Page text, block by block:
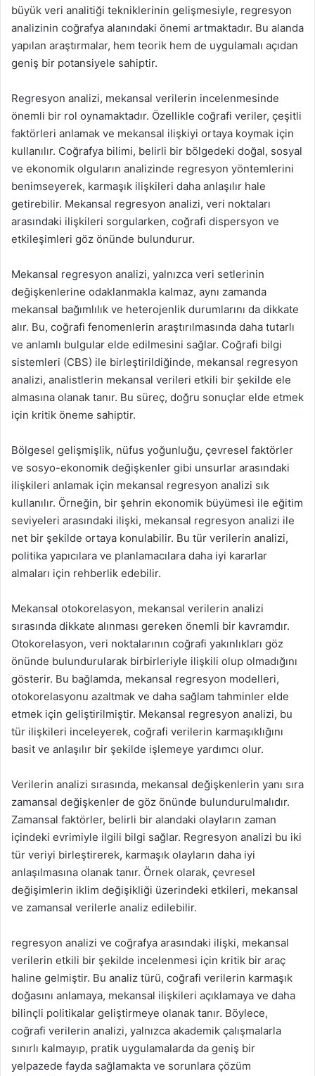
büyük veri analitiği tekniklerinin gelişmesiyle, regresyon
analizinin coğrafya alanındaki önemi artmaktadır. Bu alanda
yapılan araştırmalar, hem teorik hem de uygulamalı açıdan
geniş bir potansiyele sahiptir.
Regresyon analizi, mekansal verilerin incelenmesinde
önemli bir rol oynamaktadır. Özellikle coğrafi veriler, çeşitli
faktörleri anlamak ve mekansal ilişkiyi ortaya koymak için
kullanılır. Coğrafya bilimi, belirli bir bölgedeki doğal, sosyal
ve ekonomik olguların analizinde regresyon yöntemlerini
benimseyerek, karmaşık ilişkileri daha anlaşılır hale
getirebilir. Mekansal regresyon analizi, veri noktaları
arasındaki ilişkileri sorgularken, coğrafi dispersyon ve
etkileşimleri göz önünde bulundurur.
Mekansal regresyon analizi, yalnızca veri setlerinin
değişkenlerine odaklanmakla kalmaz, aynı zamanda
mekansal bağımlılık ve heterojenlik durumlarını da dikkate
alır. Bu, coğrafi fenomenlerin araştırılmasında daha tutarlı
ve anlamlı bulgular elde edilmesini sağlar. Coğrafi bilgi
sistemleri (CBS) ile birleştirildiğinde, mekansal regresyon
analizi, analistlerin mekansal verileri etkili bir şekilde ele
almasına olanak tanır. Bu süreç, doğru sonuçlar elde etmek
için kritik öneme sahiptir.
Bölgesel gelişmişlik, nüfus yoğunluğu, çevresel faktörler
ve sosyo-ekonomik değişkenler gibi unsurlar arasındaki
ilişkileri anlamak için mekansal regresyon analizi sık
kullanılır. Örneğin, bir şehrin ekonomik büyümesi ile eğitim
seviyeleri arasındaki ilişki, mekansal regresyon analizi ile
net bir şekilde ortaya konulabilir. Bu tür verilerin analizi,
politika yapıcılara ve planlamacılara daha iyi kararlar
almaları için rehberlik edebilir.
Mekansal otokorelasyon, mekansal verilerin analizi
sırasında dikkate alınması gereken önemli bir kavramdır.
Otokorelasyon, veri noktalarının coğrafi yakınlıkları göz
önünde bulundurularak birbirleriyle ilişkili olup olmadığını
gösterir. Bu bağlamda, mekansal regresyon modelleri,
otokorelasyonu azaltmak ve daha sağlam tahminler elde
etmek için geliştirilmiştir. Mekansal regresyon analizi, bu
tür ilişkileri inceleyerek, coğrafi verilerin karmaşıklığını
basit ve anlaşılır bir şekilde işlemeye yardımcı olur.
Verilerin analizi sırasında, mekansal değişkenlerin yanı sıra
zamansal değişkenler de göz önünde bulundurulmalıdır.
Zamansal faktörler, belirli bir alandaki olayların zaman
içindeki evrimiyle ilgili bilgi sağlar. Regresyon analizi bu iki
tür veriyi birleştirerek, karmaşık olayların daha iyi
anlaşılmasına olanak tanır. Örnek olarak, çevresel
değişimlerin iklim değişikliği üzerindeki etkileri, mekansal
ve zamansal verilerle analiz edilebilir.
regresyon analizi ve coğrafya arasındaki ilişki, mekansal
verilerin etkili bir şekilde incelenmesi için kritik bir araç
haline gelmiştir. Bu analiz türü, coğrafi verilerin karmaşık
doğasını anlamaya, mekansal ilişkileri açıklamaya ve daha
bilinçli politikalar geliştirmeye olanak tanır. Böylece,
coğrafi verilerin analizi, yalnızca akademik çalışmalarla
sınırlı kalmayıp, pratik uygulamalarda da geniş bir
yelpazede fayda sağlamakta ve sorunlara çözüm